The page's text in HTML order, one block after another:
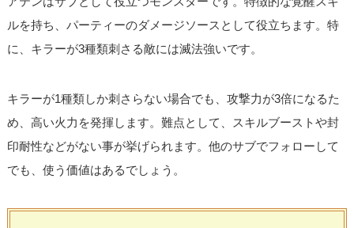
ルを持ち、パーティーのダメージソースとして役立ちます。特
に、キラーが3種類刺さる敵には滅法強いです。
キラーが1種類しか刺さらない場合でも、攻撃力が3倍になるた
め、高い火力を発揮します。難点として、スキルブーストや封
印耐性などがない事が挙げられます。他のサブでフォローして
でも、使う価値はあるでしょう。